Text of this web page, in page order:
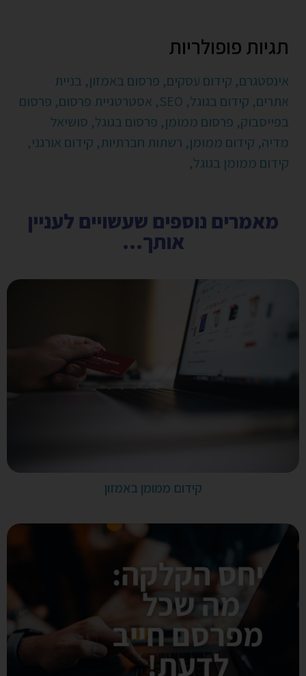
תגיות פופולריות
אינסטגרם, קידום עסקים, פרסום באמזון, בניית
אתרים, קידום בגוגל, SEO, אסטרטגיית פרסום, פרסום
בפייסבוק, פרסום ממומן, פרסום בגוגל, סושיאל
מדיה, קידום ממומן, רשתות חברתיות, קידום אורגני,
קידום ממומן בגוגל,
מאמרים נוספים שעשויים לעניין
אותך...
קידום ממומן באמזון